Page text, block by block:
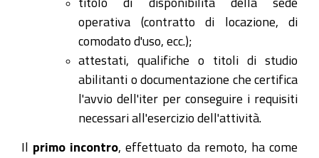
operativa (contratto di locazione, di
comodato d'uso, ecc.);
attestati, qualifiche o titoli di studio
abilitanti o documentazione che certifica
l'avvio dell'iter per conseguire i requisiti
necessari all'esercizio dell'attività.
Il primo incontro , effettuato da remoto, ha come